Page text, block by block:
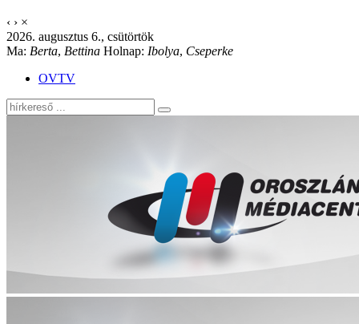
‹ › ×
2026. augusztus 6., csütörtök
Ma: Berta, Bettina Holnap: Ibolya, Cseperke
OVTV